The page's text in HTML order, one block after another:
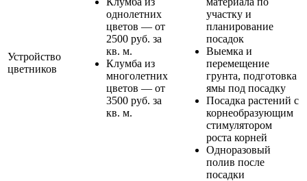
Устройство
цветников
однолетних
цветов — от
2500 руб. за
кв. м.
Клумба из
многолетних
цветов — от
3500 руб. за
кв. м.
участку и
планирование
посадок
Выемка и
перемещение
грунта, подготовка
ямы под посадку
Посадка растений с
корнеобразующим
стимулятором
роста корней
Одноразовый
полив после
посадки